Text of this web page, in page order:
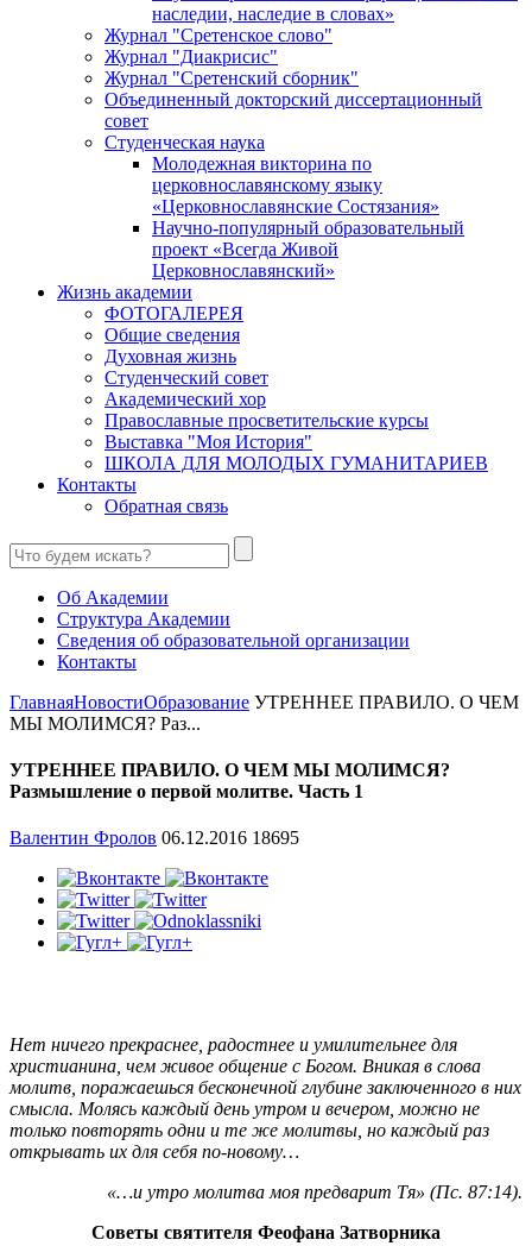
наследии, наследие в словах»
Журнал "Сретенское слово"
Журнал "Диакрисис"
Журнал "Сретенский сборник"
Объединенный докторский диссертационный
совет
Студенческая наука
Молодежная викторина по
церковнославянскому языку
«Церковнославянские Состязания»
Научно-популярный образовательный
проект «Всегда Живой
Церковнославянский»
Жизнь академии
ФОТОГАЛЕРЕЯ
Общие сведения
Духовная жизнь
Студенческий совет
Академический хор
Православные просветительские курсы
Выставка "Моя История"
ШКОЛА ДЛЯ МОЛОДЫХ ГУМАНИТАРИЕВ
Контакты
Обратная связь
Об Академии
Структура Академии
Сведения об образовательной организации
Контакты
ГлавнаяНовостиОбразование УТРЕННЕЕ ПРАВИЛО. О ЧЕМ
МЫ МОЛИМСЯ? Раз...
УТРЕННЕЕ ПРАВИЛО. О ЧЕМ МЫ МОЛИМСЯ?
Размышление о первой молитве. Часть 1
Валентин Фролов 06.12.2016 18695
Нет ничего прекраснее, радостнее и умилительнее для
христианина, чем живое общение с Богом. Вникая в слова
молитв, поражаешься бесконечной глубине заключенного в них
смысла. Молясь каждый день утром и вечером, можно не
только повторять одни и те же молитвы, но каждый раз
открывать их для себя по-новому…
«…и утро молитва моя предварит Тя» (Пс. 87:14).
Советы святителя Феофана Затворника